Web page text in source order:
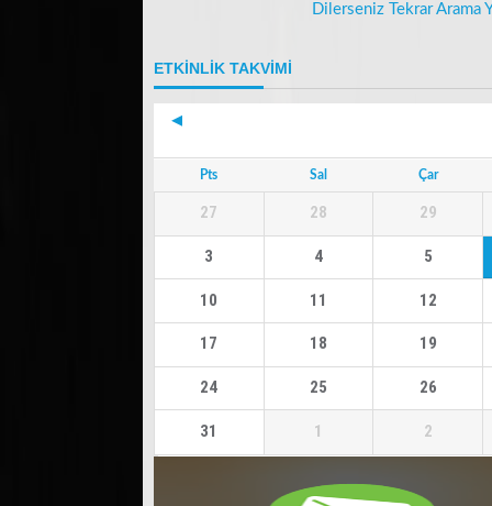
Dilerseniz Tekrar Arama
ETKİNLİK TAKVİMİ
Pts Sal Çar
27 28 29
3 4 5
10 11 12
17 18 19
24 25 26
31 1 2